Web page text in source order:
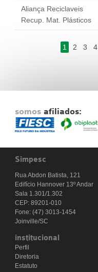
Aliança Reciclaveis
Recup. Mat. Plásticos
1 2 3 4
somos afiliados:
Simpesc
Rua Abdon Batista, 121
Edifício Hannover 13º Andar
Sala 1.301/1.302
CEP: 89201-010
Fone: (47) 3013-1454
Joinville/SC
institucional
Perfil
Diretoria
Estatuto